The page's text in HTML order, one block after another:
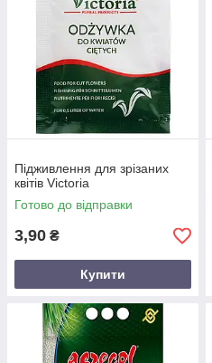
Підживлення для зрізаних
квітів Victoria
Готово до відправки
3,90 ₴
Купити